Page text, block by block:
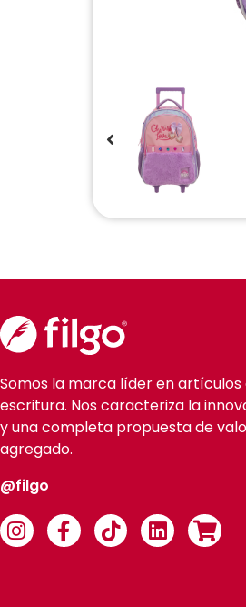
Somos la marca líder en artículos
escritura. Nos caracteriza la
y una completa propuesta de
agregado.
@filgo